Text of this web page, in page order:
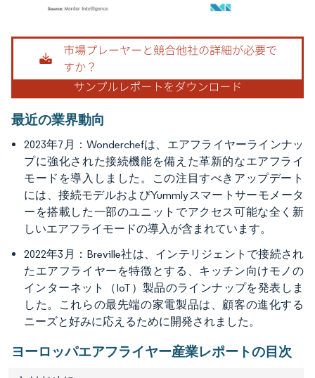
画像 © Mordor Intelligence。再利用にはCC BY 4.0の表示が必要です。
最近の業界動向
2023年7月：Wonderchefは、エアフライヤーラインナッ
プに強化された接続機能を備えた革新的なエアフライ
モードを導入しました。この注目すべきアップデート
には、接続モデルおよびYummlyスマートサーモメータ
ーを搭載した一部のユニットでアクセス可能な全く新
しいエアフライモードの導入が含まれています。
2022年3月：Breville社は、インテリジェントで接続され
たエアフライヤーを特徴とする、キッチン向けモノの
インターネット（IoT）製品のラインナップを発表しま
した。これらの最先端の家電製品は、顧客の進化する
ニーズと好みに応えるために開発されました。
ヨーロッパエアフライヤー産業レポートの目次